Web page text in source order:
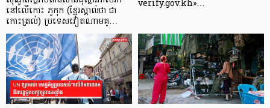
នៅ​លើ​កោះ ភូកុក (ខ្មែរ​ស្គាល់ថា ជា
កោះត្រល់) ប្រទេស​វៀតណាម​គ្…
verify.gov.kh»…